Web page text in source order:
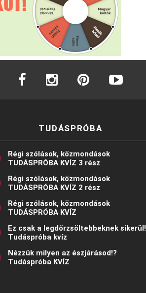
facebook instagram
TUDÁSPRÓBA
Régi szólások, közmondások
TUDÁSPRÓBA KVÍZ 3 rész
Régi szólások, közmondások
TUDÁSPRÓBA KVÍZ 2 rész
Régi szólások, közmondások
TUDÁSPRÓBA KVÍZ
Ez csak a legdörzsöltebbeknek sikerül!
Tudáspróba kvíz
Nézzük milyen az észjárásod!?
Tudáspróba KVÍZ